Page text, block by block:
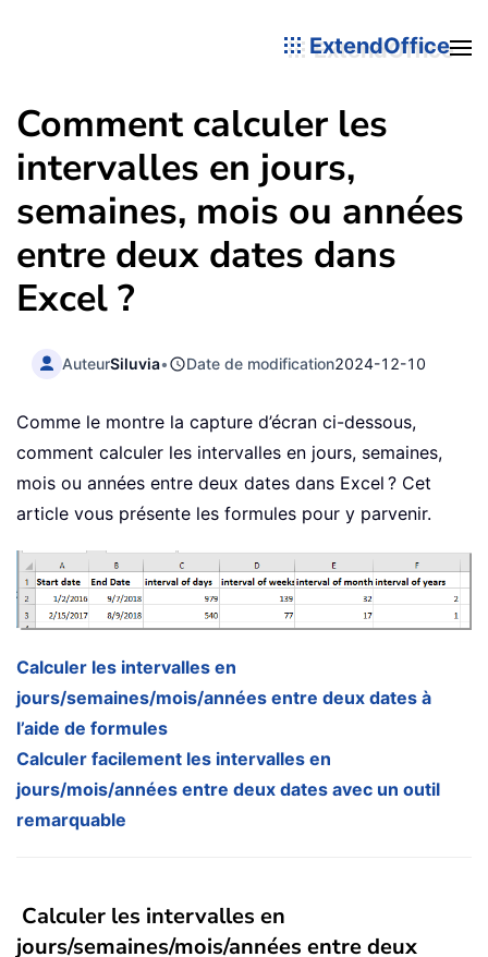
ExtendOffice
Comment calculer les
intervalles en jours,
semaines, mois ou années
entre deux dates dans
Excel ?
AuteurSiluvia• Date de modification2024-12-10
Comme le montre la capture d’écran ci-dessous,
comment calculer les intervalles en jours, semaines,
mois ou années entre deux dates dans Excel ? Cet
article vous présente les formules pour y parvenir.
Calculer les intervalles en
jours/semaines/mois/années entre deux dates à
l’aide de formules
Calculer facilement les intervalles en
jours/mois/années entre deux dates avec un outil
remarquable
Calculer les intervalles en
jours/semaines/mois/années entre deux